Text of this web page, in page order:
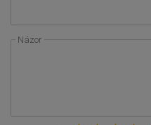
Názor